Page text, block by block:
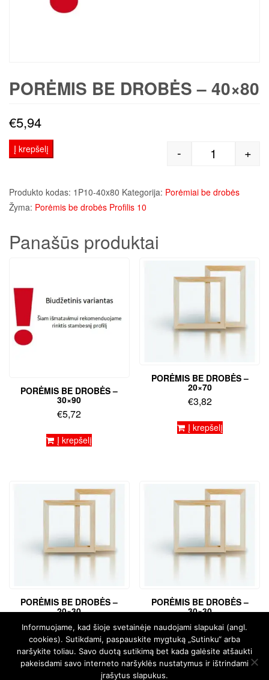
PORĖMIS BE DROBĖS – 40×80
€5,94
produkto
- +
Į krepšelį
Produkto kodas: 1P10-40x80 Kategorija: Porėmiai be drobės
Žyma: Porėmis be drobės Profilis 10
Panašūs produktai
PORĖMIS BE DROBĖS –
30×90
€5,72
Į krepšelį
PORĖMIS BE DROBĖS –
20×70
€3,82
Į krepšelį
PORĖMIS BE DROBĖS –
20×30
€2,12
Į krepšelį
PORĖMIS BE DROBĖS –
30×30
€ 2,54
Į krepšelį
Informuojame, kad šioje svetainėje naudojami slapukai (angl.
cookies). Sutikdami, paspauskite mygtuką „Sutinku“ arba
naršykite toliau. Savo duotą sutikimą bet kada galėsite atšaukti
pakeisdami savo interneto naršyklės nustatymus ir ištrindami
įrašytus slapukus.